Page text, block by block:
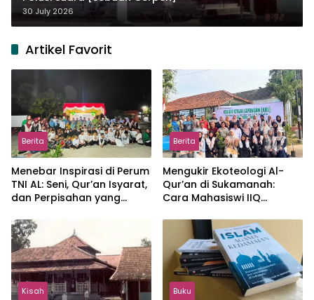
30 July 2026
Artikel Favorit
Berita
Menebar Inspirasi di Perum
TNI AL: Seni, Qur’an Isyarat,
dan Perpisahan yang
Berita
Mengukir Ekoteologi Al-
Qur’an di Sukamanah:
Cara Mahasiswi IIQ
Jonggol
Kisah Buku